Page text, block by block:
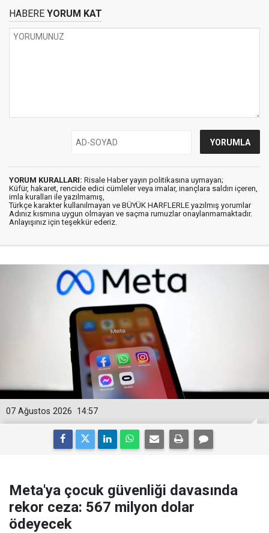
HABERE YORUM KAT
YORUM KURALLARI: Risale Haber yayın politikasına uymayan;
Küfür, hakaret, rencide edici cümleler veya imalar, inançlara saldırı içeren,
imla kuralları ile yazılmamış,
Türkçe karakter kullanılmayan ve BÜYÜK HARFLERLE yazılmış yorumlar
Adınız kısmına uygun olmayan ve saçma rumuzlar onaylanmamaktadır.
Anlayışınız için teşekkür ederiz.
14:57
07 Ağustos 2026
Meta'ya çocuk güvenliği davasında
rekor ceza: 567 milyon dolar
ödeyecek